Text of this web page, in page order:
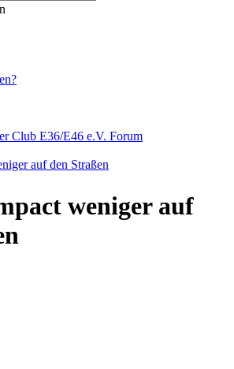
Club E36/E46 e.V. Forum
auf den Straßen
weniger auf